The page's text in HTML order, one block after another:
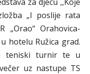
„I poslije rata
„Orao“ Orahovica-
hotelu Ružica grad.
teniski turnir te u
uz nastupe TS